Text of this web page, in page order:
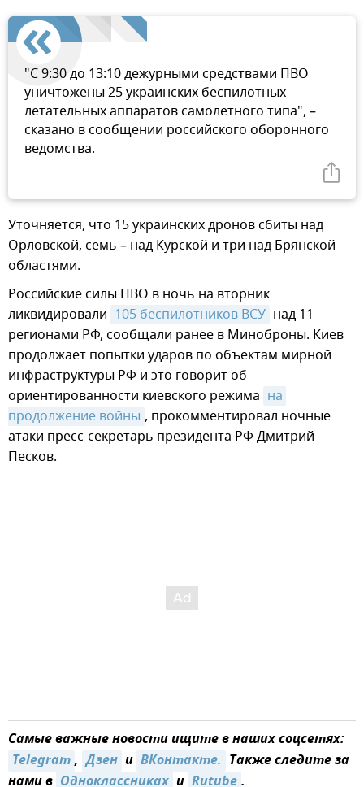
"С 9:30 до 13:10 дежурными средствами ПВО
уничтожены 25 украинских беспилотных
летательных аппаратов самолетного типа", –
сказано в сообщении российского оборонного
ведомства.
Уточняется, что 15 украинских дронов сбиты над
Орловской, семь – над Курской и три над Брянской
областями.
Российские силы ПВО в ночь на вторник
ликвидировали 105 беспилотников ВСУ над 11
регионами РФ, сообщали ранее в Миноброны. Киев
продолжает попытки ударов по объектам мирной
инфраструктуры РФ и это говорит об
ориентированности киевского режима на
продолжение войны , прокомментировал ночные
атаки пресс-секретарь президента РФ Дмитрий
Песков.
Самые важные новости ищите в наших соцсетях:
Telegram, Дзен и ВКонтакте. Также следите за
нами в Одноклассниках и Rutube.